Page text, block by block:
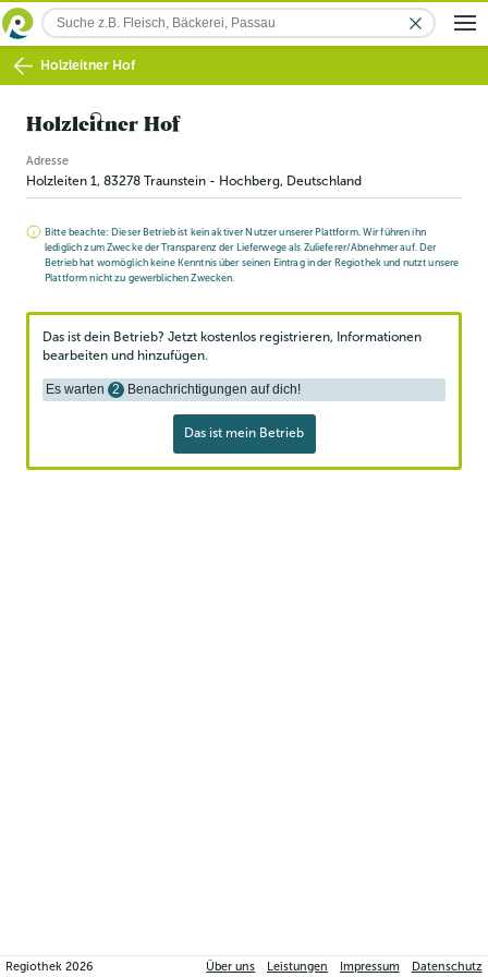
Holzleitner Hof
Holzleitner Hof
Adresse
Holzleiten 1 , 83278 Traunstein - Hochberg, Deutschland
Bitte beachte: Dieser Betrieb ist kein aktiver Nutzer unserer Plattform. Wir führen ihn
lediglich zum Zwecke der Transparenz der Lieferwege als Zulieferer/Abnehmer auf. Der
Betrieb hat womöglich keine Kenntnis über seinen Eintrag in der Regiothek und nutzt unsere
Plattform nicht zu gewerblichen Zwecken.
Das ist dein Betrieb? Jetzt kostenlos registrieren, Informationen
bearbeiten und hinzufügen.
Es warten 2 Benachrichtigungen auf dich!
Das ist mein Betrieb
Regiothek2026 Über uns Leistungen Impressum Datenschutz